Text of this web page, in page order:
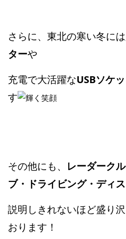
さらに、東北の寒い冬に
ターや
充電で大活躍なUSBソケ
す
その他にも、
レーダーク
ブ・ドライビング・ディ
説明しきれないほど盛り
おります！